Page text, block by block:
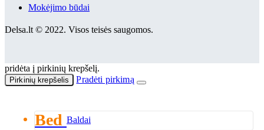
Mokėjimo būdai
Delsa.lt © 2022. Visos teisės saugomos.
pridėta į pirkinių krepšelį.
Pirkinių krepšelis Pradėti pirkimą
Bed Baldai